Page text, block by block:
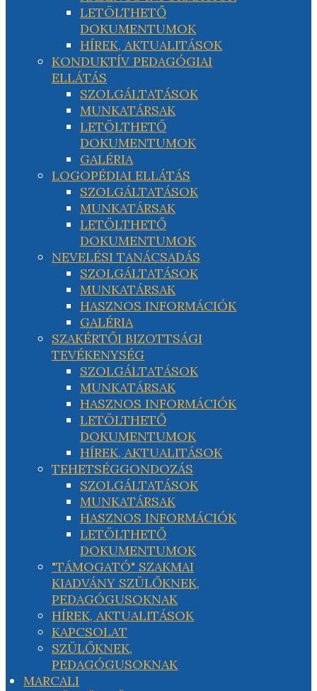
LETÖLTHETŐ
DOKUMENTUMOK
HÍREK, AKTUALITÁSOK
KONDUKTÍV PEDAGÓGIAI
ELLÁTÁS
SZOLGÁLTATÁSOK
MUNKATÁRSAK
LETÖLTHETŐ
DOKUMENTUMOK
GALÉRIA
LOGOPÉDIAI ELLÁTÁS
SZOLGÁLTATÁSOK
MUNKATÁRSAK
LETÖLTHETŐ
DOKUMENTUMOK
NEVELÉSI TANÁCSADÁS
SZOLGÁLTATÁSOK
MUNKATÁRSAK
HASZNOS INFORMÁCIÓK
GALÉRIA
SZAKÉRTŐI BIZOTTSÁGI
TEVÉKENYSÉG
SZOLGÁLTATÁSOK
MUNKATÁRSAK
HASZNOS INFORMÁCIÓK
LETÖLTHETŐ
DOKUMENTUMOK
HÍREK, AKTUALITÁSOK
TEHETSÉGGONDOZÁS
SZOLGÁLTATÁSOK
MUNKATÁRSAK
HASZNOS INFORMÁCIÓK
LETÖLTHETŐ
DOKUMENTUMOK
"TÁMOGATÓ" SZAKMAI
KIADVÁNY SZÜLŐKNEK,
PEDAGÓGUSOKNAK
HÍREK, AKTUALITÁSOK
KAPCSOLAT
SZÜLŐKNEK,
PEDAGÓGUSOKNAK
MARCALI